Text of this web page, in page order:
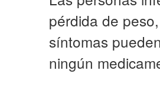
pérdida de
síntomas
ningún